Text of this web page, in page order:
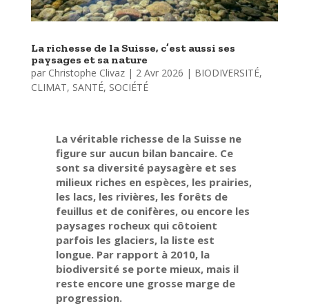
La richesse de la Suisse, c’est aussi ses
paysages et sa nature
par Christophe Clivaz| 2 Avr 2026 | BIODIVERSITÉ,
CLIMAT, SANTÉ, SOCIÉTÉ
La véritable richesse de la Suisse ne
figure sur aucun bilan bancaire. Ce
sont sa diversité paysagère et ses
milieux riches en espèces, les prairies,
les lacs, les rivières, les forêts de
feuillus et de conifères, ou encore les
paysages rocheux qui côtoient
parfois les glaciers, la liste est
longue. Par rapport à 2010, la
biodiversité se porte mieux, mais il
reste encore une grosse marge de
progression.